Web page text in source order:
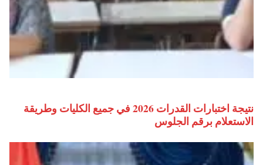
نتيجة اختبارات القدرات 2026 في جميع الكليات وطريقة
الاستعلام برقم الجلوس